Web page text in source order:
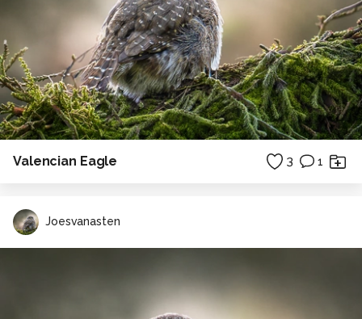
Valencian Eagle 3 1
Joesvanasten